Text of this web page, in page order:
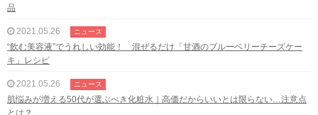
品
2021.05.26 ニュース
“飲む美容液”でうれしい効能！ 混ぜるだけ「甘酒のブルーベリーチーズケー
キ」レシピ
2021.05.26 ニュース
肌悩みが増える50代が選ぶべき化粧水｜高価だからいいとは限らない…注意点
とは？